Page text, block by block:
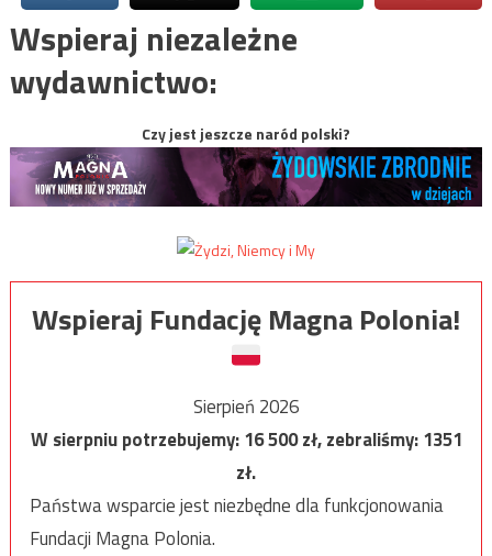
Wspieraj niezależne
wydawnictwo:
Czy jest jeszcze naród polski?
Wspieraj Fundację Magna Polonia!
Sierpień 2026
W sierpniu potrzebujemy:16 500zł, zebraliśmy:1351
zł.
Państwa wsparcie jest niezbędne dla funkcjonowania
Fundacji Magna Polonia.